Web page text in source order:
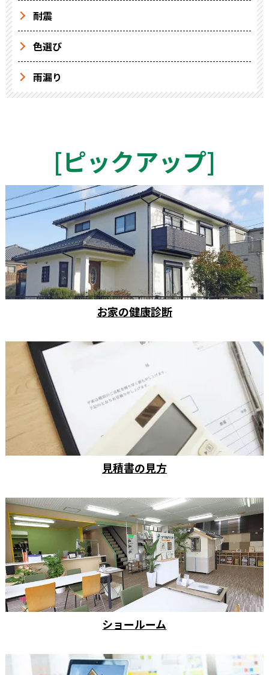
耐震
色選び
雨漏り
[ピックアップ]
お家の健康診断
見積書の見方
ショールーム